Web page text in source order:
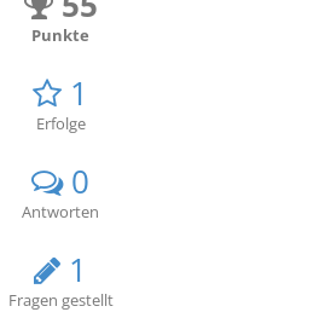
Punkte
1
Erfolge
0
Antworten
1
Fragen gestellt